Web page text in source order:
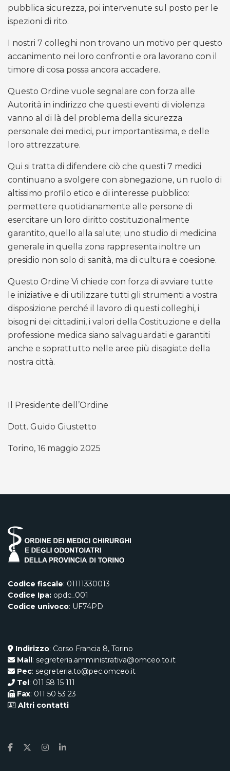
pubblica sicurezza, poi intervenute sul posto per le
ispezioni di rito.
I nostri 7 colleghi non trovano un motivo per questo
accanimento nei loro confronti e ora lavorano con il
timore di cosa possa ancora accadere.
Questo Ordine vuole segnalare con forza alle
Autorità in indirizzo che questi eventi di violenza
vanno al di là del problema della sicurezza
personale dei medici, pur importantissima, e delle
loro attrezzature.
Qui si tratta di difendere ciò che questi 7 medici
continuano a svolgere con abnegazione, un ruolo di
altissimo profilo etico e di interesse pubblico:
permettere quotidianamente alle persone di
esercitare un loro diritto costituzionalmente
garantito, quello alla salute; uno studio di medicina
generale in quella zona rappresenta inoltre un
presidio non solo di sanità, ma di cultura e coesione.
Questo Ordine Vi chiede con forza di avviare tutte
le iniziative e di utilizzare tutti gli strumenti a vostra
disposizione perché il lavoro di questi colleghi, i
bisogni dei cittadini, i valori della Costituzione e della
professione medica siano salvaguardati e garantiti
anche e soprattutto nelle aree più disagiate della
nostra città.
Il Presidente dell’Ordine
Dott. Guido Giustetto
Torino, 16 maggio 2025
Codice fiscale: 01111330013
Codice Ipa: opdc_001
Codice univoco: UF74PD
Indirizzo: Corso Francia 8, Torino
Mail: segreteria.amministrativa@omceo.to.it
Pec: segreteria.to@pec.omceo.it
Tel: 011 58 15 111
Fax: 011 50 53 23
Altri contatti